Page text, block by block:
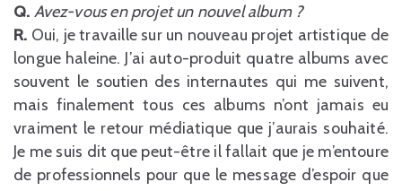
Q. Avez-vous en projet un nouvel album ?
R. Oui, je travaille sur un nouveau projet artistique de
longue haleine. J’ai auto-produit quatre albums avec
souvent le soutien des internautes qui me suivent,
mais finalement tous ces albums n’ont jamais eu
vraiment le retour médiatique que j’aurais souhaité.
Je me suis dit que peut-être il fallait que je m’entoure
de professionnels pour que le message d’espoir que